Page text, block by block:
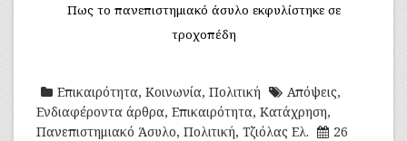
Πως το πανεπιστημιακό άσυλο εκφυλίστηκε σε
τροχοπέδη
Επικαιρότητα, Κοινωνία, Πολιτική Απόψεις,
Ενδιαφέροντα άρθρα, Επικαιρότητα, Κατάχρηση,
Πανεπιστημιακό Άσυλο, Πολιτική, Τζιόλας Ελ.
26